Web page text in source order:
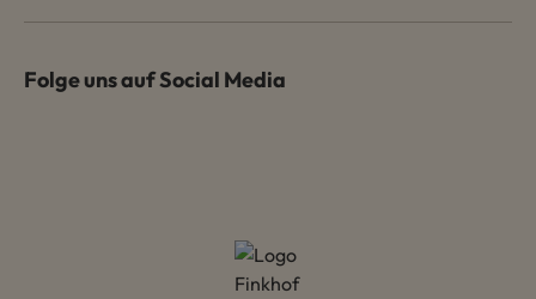
Folge uns auf Social Media